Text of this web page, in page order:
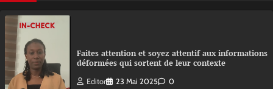
Faites attention et soyez attentif aux informations
déformées qui sortent de leur contexte
Editor 23 Mai 2025 0